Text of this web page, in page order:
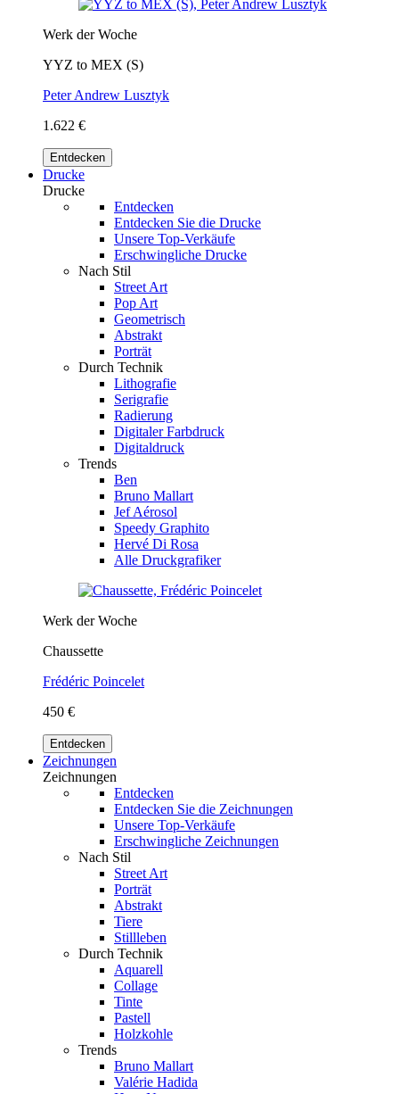
Werk der Woche
YYZ to MEX (S)
Peter Andrew Lusztyk
1.622 €
Entdecken
Drucke
Drucke
Entdecken
Entdecken Sie die Drucke
Unsere Top-Verkäufe
Erschwingliche Drucke
Nach Stil
Street Art
Pop Art
Geometrisch
Abstrakt
Porträt
Durch Technik
Lithografie
Serigrafie
Radierung
Digitaler Farbdruck
Digitaldruck
Trends
Ben
Bruno Mallart
Jef Aérosol
Speedy Graphito
Hervé Di Rosa
Alle Druckgrafiker
Werk der Woche
Chaussette
Frédéric Poincelet
450 €
Entdecken
Zeichnungen
Zeichnungen
Entdecken
Entdecken Sie die Zeichnungen
Unsere Top-Verkäufe
Erschwingliche Zeichnungen
Nach Stil
Street Art
Porträt
Abstrakt
Tiere
Stillleben
Durch Technik
Aquarell
Collage
Tinte
Pastell
Holzkohle
Trends
Bruno Mallart
Valérie Hadida